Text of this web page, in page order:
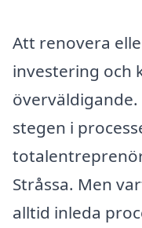
Att renovera
investering och
överväldigande.
stegen i
Stråssa. Men
alltid inleda